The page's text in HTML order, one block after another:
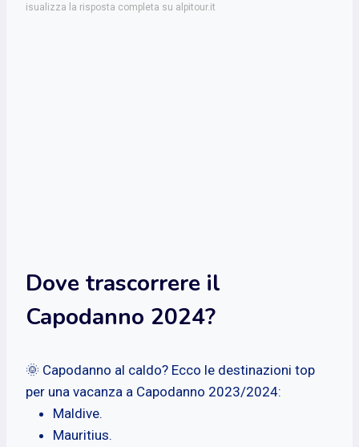
isualizza la risposta completa su alpitour.it
Dove trascorrere il
Capodanno 2024?
🌞 Capodanno al caldo? Ecco le destinazioni top
per una vacanza a Capodanno 2023/2024:
Maldive.
Mauritius.